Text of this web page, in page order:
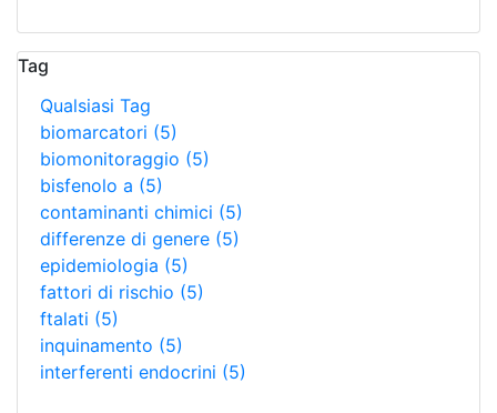
Tag
Qualsiasi Tag
biomarcatori (5)
biomonitoraggio (5)
bisfenolo a (5)
contaminanti chimici (5)
differenze di genere (5)
epidemiologia (5)
fattori di rischio (5)
ftalati (5)
inquinamento (5)
interferenti endocrini (5)